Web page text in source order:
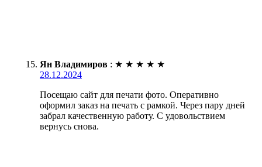
Ян Владимиров : ★ ★ ★ ★ ★
28.12.2024
Посещаю сайт для печати фото. Оперативно
оформил заказ на печать с рамкой. Через пару дней
забрал качественную работу. С удовольствием
вернусь снова.